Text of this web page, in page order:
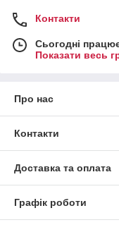
Контакти
Сьогодні
Показати весь
Про нас
Контакти
Доставка та оплата
Графік роботи